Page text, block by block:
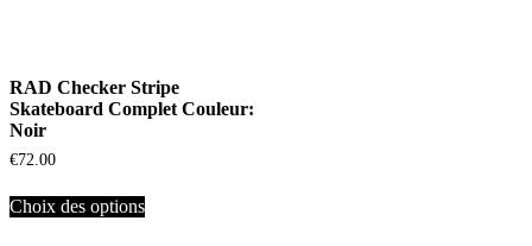
RAD Checker Stripe
Skateboard Complet Couleur:
Noir
€72.00
Choix des options